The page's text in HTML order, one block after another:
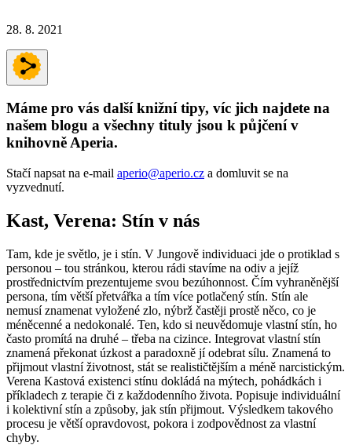
28. 8. 2021
Máme pro vás další knižní tipy, víc jich najdete na
našem blogu a všechny tituly jsou k půjčení v
knihovně Aperia.
Stačí napsat na e-mail aperio@aperio.cz a domluvit se na
vyzvednutí.
Kast, Verena: Stín v nás
Tam, kde je světlo, je i stín. V Jungově individuaci jde o protiklad s
personou – tou stránkou, kterou rádi stavíme na odiv a jejíž
prostřednictvím prezentujeme svou bezúhonnost. Čím vyhraněnější
persona, tím větší přetvářka a tím více potlačený stín. Stín ale
nemusí znamenat vyložené zlo, nýbrž častěji prostě něco, co je
méněcenné a nedokonalé. Ten, kdo si neuvědomuje vlastní stín, ho
často promítá na druhé – třeba na cizince. Integrovat vlastní stín
znamená překonat úzkost a paradoxně jí odebrat sílu. Znamená to
přijmout vlastní životnost, stát se realističtějším a méně narcistickým.
Verena Kastová existenci stínu dokládá na mýtech, pohádkách i
příkladech z terapie či z každodenního života. Popisuje individuální
i kolektivní stín a způsoby, jak stín přijmout. Výsledkem takového
procesu je větší opravdovost, pokora i zodpovědnost za vlastní
chyby.